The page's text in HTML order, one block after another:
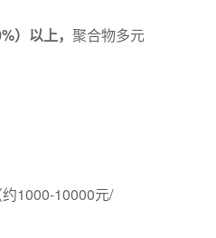
）以上， 聚合物多元
1000-10000元/